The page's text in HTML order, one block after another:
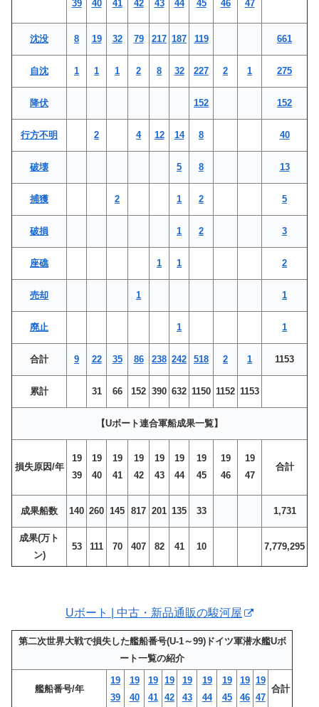
39
40 41 42 43 44 45 46 47
沈没 8 19 32 79 217 187 119 661
自沈 1 1 1 2 8 32 227 2 1 275
降伏 152 152
行方不明 2 4 12 14 8 40
破壊 5 8 13
捕獲 2 1 2 5
破損 1 2 3
座礁 1 1 2
売却 1 1
廃止 1 1
合計 9 22 35 86 238 242 518 2 1 1153
累計 31 66 152 390 632 1150 1152 1153
【Uボート連合軍船成果一覧】
損失原因/年
19
39
19
40
19
41
19
42
19
43
19
44
19
45
19
46
19
47
合計
成果船数 140 260 145 817 201 135 33 1,731
成果(万ト
ン)
53 111 70 407 82 41 10 7,779,295
Uボート | 中古・新品通販の駿河屋
第二次世界大戦で損失した艦船番号(U-1～99)ドイツ軍潜水艦Uボ
ート一覧の紹介
艦船番号/年
19
39
19
40
19
41
19
42
19
43
19
44
19
45
19
46
19
47
合計